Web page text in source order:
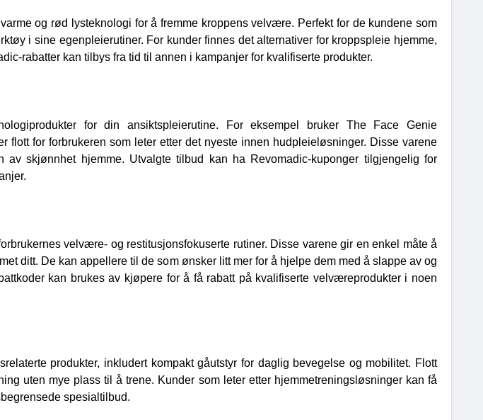
og rød lysteknologi for å fremme kroppens velvære. Perfekt for de kundene som
i sine egenpleierutiner. For kunder finnes det alternativer for kroppspleie hjemme,
rabatter kan tilbys fra tid til annen i kampanjer for kvalifiserte produkter.
for din ansiktspleierutine. For eksempel bruker The Face Genie
flott for forbrukeren som leter etter det nyeste innen hudpleieløsninger. Disse varene
av skjønnhet hjemme. Utvalgte tilbud kan ha Revomadic-kuponger tilgjengelig for
velvære- og restitusjonsfokuserte rutiner. Disse varene gir en enkel måte å
ditt. De kan appellere til de som ønsker litt mer for å hjelpe dem med å slappe av og
kan brukes av kjøpere for å få rabatt på kvalifiserte velværeprodukter i noen
produkter, inkludert kompakt gåutstyr for daglig bevegelse og mobilitet. Flott
uten mye plass til å trene. Kunder som leter etter hjemmetreningsløsninger kan få
spesialtilbud.